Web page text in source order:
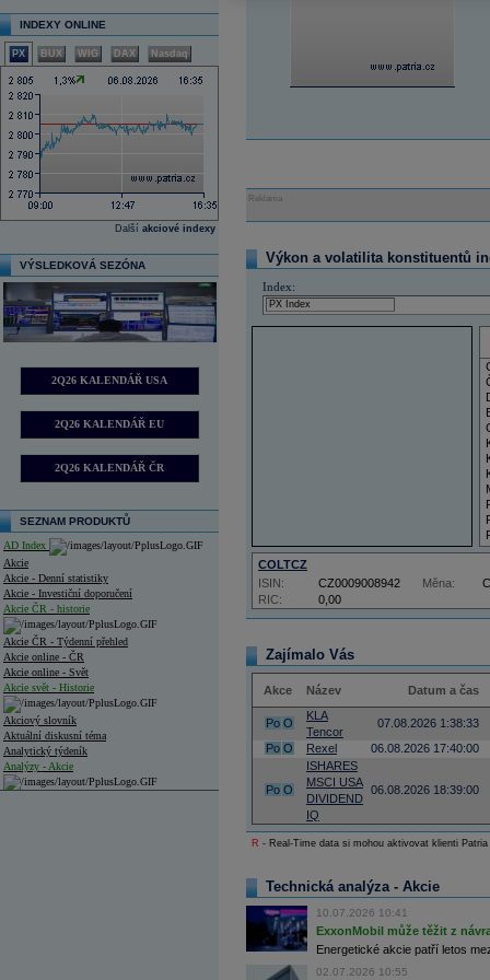
INDEXY ONLINE
PX BUX WIG DAX Nasdaq
Další akciové indexy
VÝSLEDKOVÁ SEZÓNA
2Q26 KALENDÁŘ USA
2Q26 KALENDÁŘ EU
2Q26 KALENDÁŘ ČR
SEZNAM PRODUKTŮ
AD Index
Akcie
Akcie - Denní statistiky
Akcie - Investiční doporučení
Akcie ČR - historie
Akcie ČR - Týdenní přehled
Akcie online - ČR
Akcie online - Svět
Akcie svět - Historie
Akciový slovník
Aktuální diskusní téma
Analytický týdeník
Analýzy - Akcie
Reklama
Výkon a volatilita konstituentů
Index:
COLTCZ
RIC: 0,00
ISIN: CZ0009008942 Měna:
Zajímalo Vás
Akce Název Datum a čas
Po O
KLA
Tencor
07.08.2026 1:38:33
Po O Rexel 06.08.2026 17:40:00
Po O
ISHARES
MSCI USA
DIVIDEND
IQ
06.08.2026 18:39:00
R - Real-Time data si mohou aktivovat klienti
Technická analýza - Akcie
10.07.2026 10:41
ExxonMobil může těžit z
Energetické akcie patří letos
02.07.2026 10:55